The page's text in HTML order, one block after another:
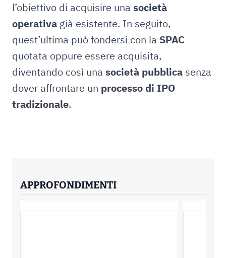
l’obiettivo di acquisire una società
operativa già esistente. In seguito,
quest’ultima può fondersi con la SPAC
quotata oppure essere acquisita,
diventando così una società pubblica senza
dover affrontare un processo di IPO
tradizionale.
APPROFONDIMENTI